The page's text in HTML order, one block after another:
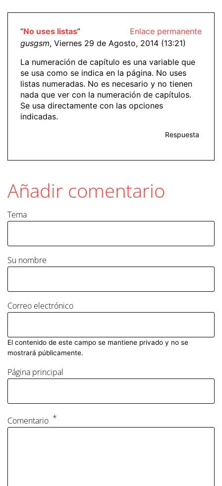
Enlace permanente
“No uses listas”
gusgsm, Viernes 29 de Agosto, 2014 (13:21)
La numeración de capítulo es una variable que
se usa como se indica en la página. No uses
listas numeradas. No es necesario y no tienen
nada que ver con la numeración de capítulos.
Se usa directamente con las opciones
indicadas.
Respuesta
Añadir comentario
Tema
Su nombre
Correo electrónico
El contenido de este campo se mantiene privado y no se
mostrará públicamente.
Página principal
Comentario